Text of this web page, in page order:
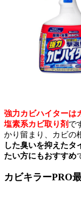
強力カビハイターは
塩素系カビ取り剤 で
かり留まり、カビの
した臭いを抑えたタ
たい方にもおすすめ
カビキラーPRO